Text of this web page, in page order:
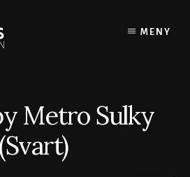
MENY
Metro Sulky
(Svart)